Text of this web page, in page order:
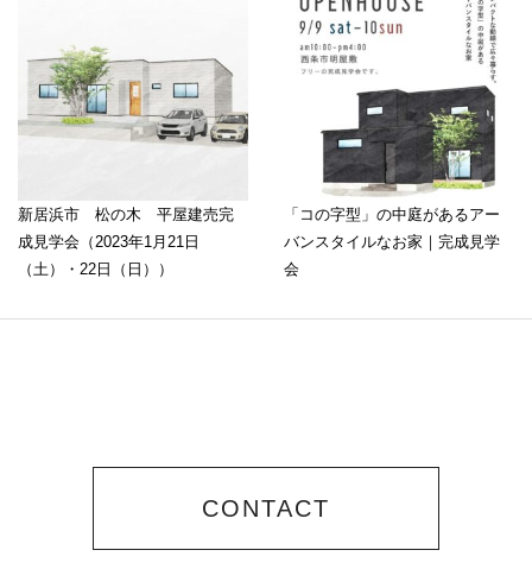
新居浜市 松の木 平屋建売完
成見学会（2023年1月21日
（土）・22日（日））
「コの字型」の中庭があるアー
バンスタイルなお家｜完成見学
会
CONTACT